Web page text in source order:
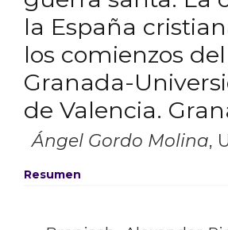
la España
los comienzos
Granada-
de Valencia.
Ángel Gordo Molina,
Resumen